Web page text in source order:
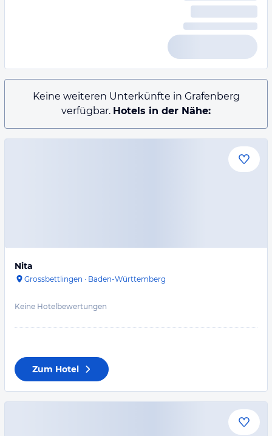
Keine weiteren Unterkünfte in Grafenberg
verfügbar. Hotels in der Nähe:
Nita
Grossbettlingen · Baden-Württemberg
Keine Hotelbewertungen
Zum Hotel